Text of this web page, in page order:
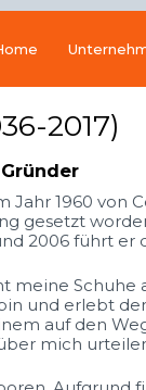
2017)
Jahr 1960 von
gesetzt
2006 führt er
meine Schuhe
und erlebt
auf den
mich